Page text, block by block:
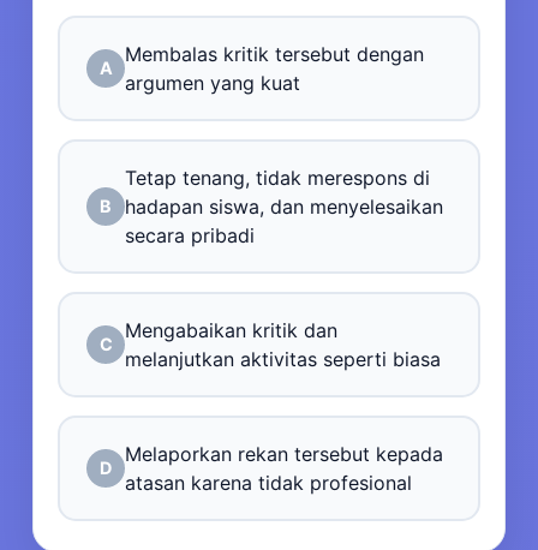
A
Membalas kritik tersebut dengan
argumen yang kuat
B
Tetap tenang, tidak merespons di
hadapan siswa, dan menyelesaikan
secara pribadi
C
Mengabaikan kritik dan
melanjutkan aktivitas seperti biasa
D
Melaporkan rekan tersebut kepada
atasan karena tidak profesional